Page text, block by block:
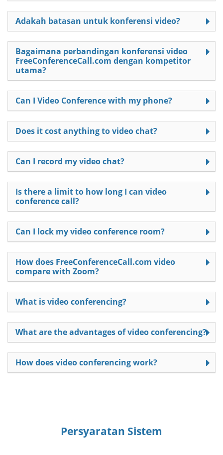
Adakah batasan untuk konferensi video?
Bagaimana perbandingan konferensi video
FreeConferenceCall.com dengan kompetitor
utama?
Can I Video Conference with my phone?
Does it cost anything to video chat?
Can I record my video chat?
Is there a limit to how long I can video
conference call?
Can I lock my video conference room?
How does FreeConferenceCall.com video
compare with Zoom?
What is video conferencing?
What are the advantages of video conferencing?
How does video conferencing work?
Persyaratan Sistem